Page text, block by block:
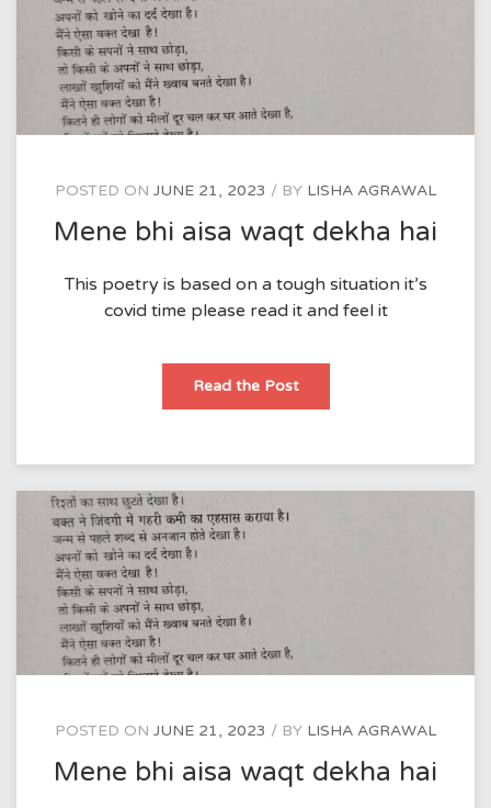
POSTED ON JUNE 21, 2023 BY LISHA AGRAWAL
Mene bhi aisa waqt dekha hai
This poetry is based on a tough situation it’s
covid time please read it and feel it
Read the PostMene
aisa
hai
POSTED ON JUNE 21, 2023 BY LISHA AGRAWAL
Mene bhi aisa waqt dekha hai